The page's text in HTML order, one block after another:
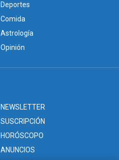
Deportes
Comida
Astrología
Opinión
NEWSLETTER
SUSCRIPCIÓN
HORÓSCOPO
ANUNCIOS